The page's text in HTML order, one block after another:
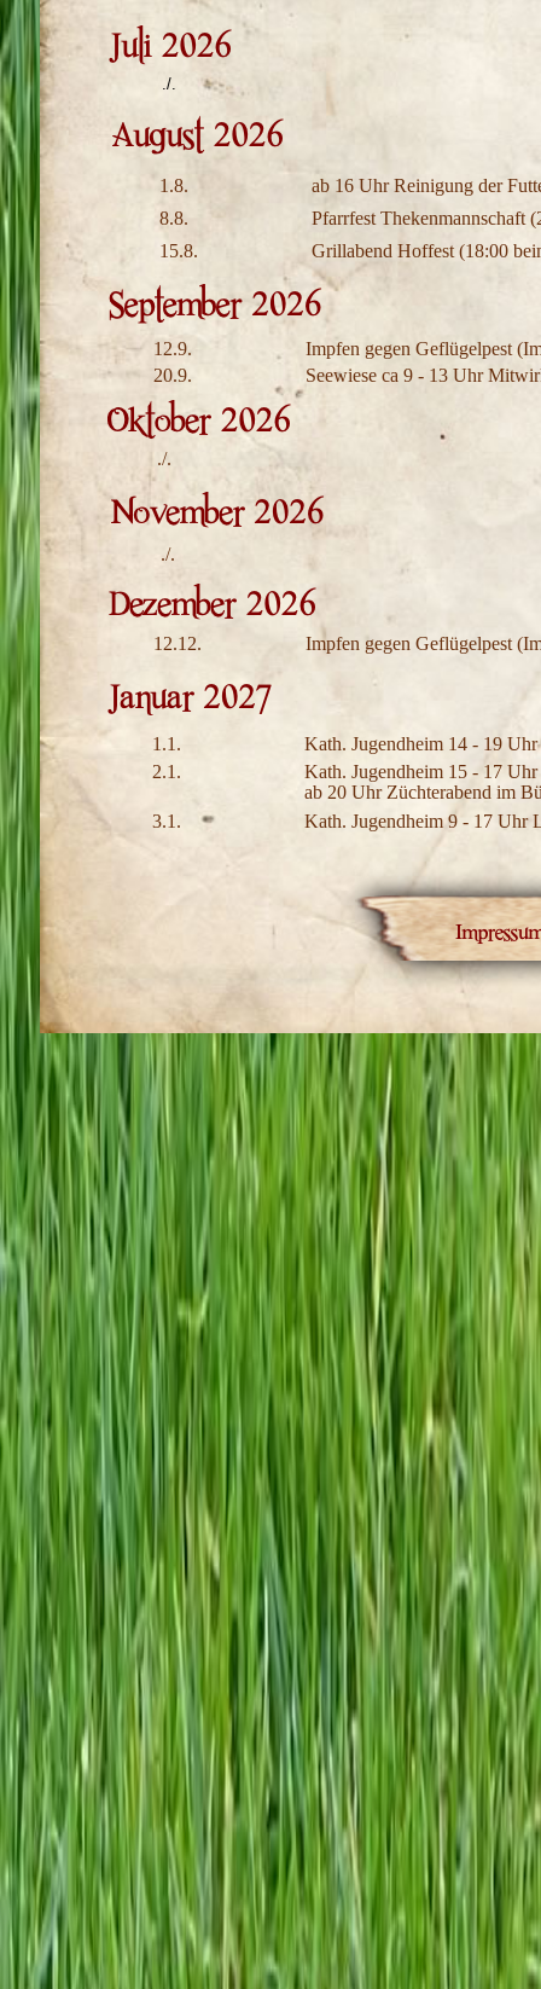
1.8.
ab 16 Uhr Reinigung der
8.8.
Pfarrfest Thekenmannschaft
15.8.
Grillabend Hoffest (18:00
12.9.
Impfen gegen Geflügelpest
20.9.
Seewiese ca 9 - 13 Uhr
./.
./.
./.
12.12. Impfen gegen Geflügelpest
1.1.
Kath. Jugendheim 14 - 19
2.1.
Kath. Jugendheim 15 - 17
ab 20 Uhr Züchterabend im
3.1.
Kath. Jugendheim 9 - 17 Uhr